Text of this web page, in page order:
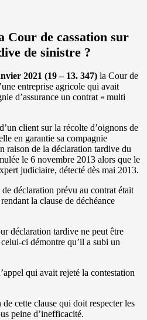
Cour de cassation sur
de sinistre ?
2021 (19 – 13. 347) la Cour de
entreprise agricole qui avait
d’assurance un contrat « multi
client sur la récolte d’oignons de
en garantie sa compagnie
raison de la déclaration tardive du
le 6 novembre 2013 alors que le
judiciaire, détecté dès mai 2013.
déclaration prévu au contrat était
la clause de déchéance
déclaration tardive ne peut être
ci démontre qu’il a subi un
qui avait rejeté la contestation
cette clause qui doit respecter les
peine d’inefficacité.